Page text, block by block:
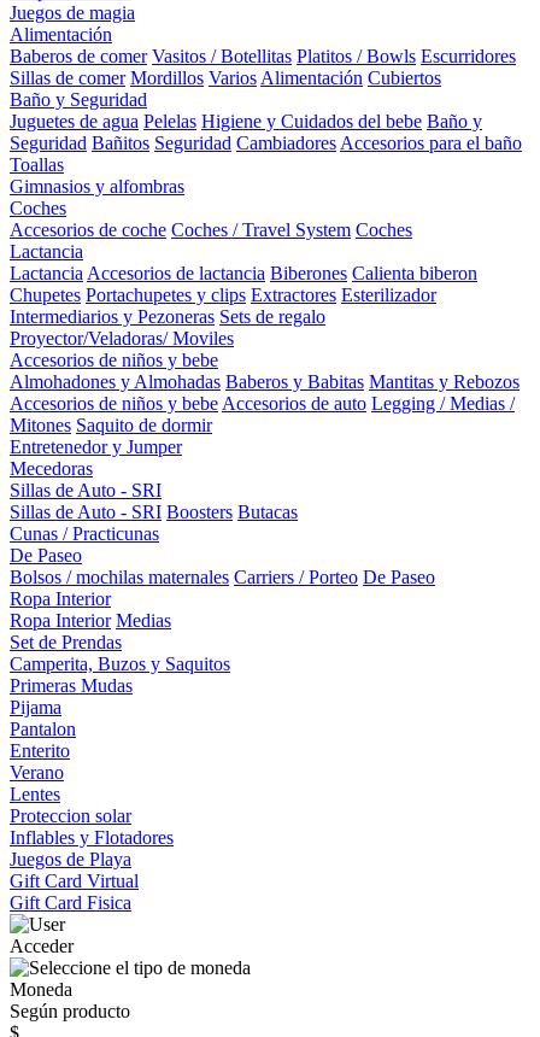
Juegos de magia
Alimentación
Baberos de comer Vasitos / Botellitas Platitos / Bowls Escurridores
Sillas de comer Mordillos Varios Alimentación Cubiertos
Baño y Seguridad
Juguetes de agua Pelelas Higiene y Cuidados del bebe Baño y
Seguridad Bañitos Seguridad Cambiadores Accesorios para el baño
Toallas
Gimnasios y alfombras
Coches
Accesorios de coche Coches / Travel System Coches
Lactancia
Lactancia Accesorios de lactancia Biberones Calienta biberon
Chupetes Portachupetes y clips Extractores Esterilizador
Intermediarios y Pezoneras Sets de regalo
Proyector/Veladoras/ Moviles
Accesorios de niños y bebe
Almohadones y Almohadas Baberos y Babitas Mantitas y Rebozos
Accesorios de niños y bebe Accesorios de auto Legging / Medias /
Mitones Saquito de dormir
Entretenedor y Jumper
Mecedoras
Sillas de Auto - SRI
Sillas de Auto - SRI Boosters Butacas
Cunas / Practicunas
De Paseo
Bolsos / mochilas maternales Carriers / Porteo De Paseo
Ropa Interior
Ropa Interior Medias
Set de Prendas
Camperita, Buzos y Saquitos
Primeras Mudas
Pijama
Pantalon
Enterito
Verano
Lentes
Proteccion solar
Inflables y Flotadores
Juegos de Playa
Gift Card Virtual
Gift Card Fisica
Acceder
Moneda
Según producto
$